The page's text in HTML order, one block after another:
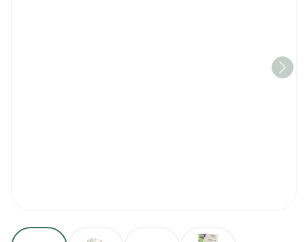
View larger imageView larger imageView larger image
View larger